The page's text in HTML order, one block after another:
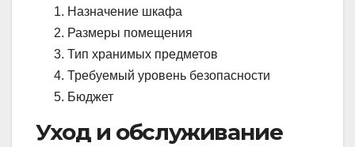
Назначение шкафа
Размеры помещения
Тип хранимых предметов
Требуемый уровень безопасности
Бюджет
Уход и обслуживание